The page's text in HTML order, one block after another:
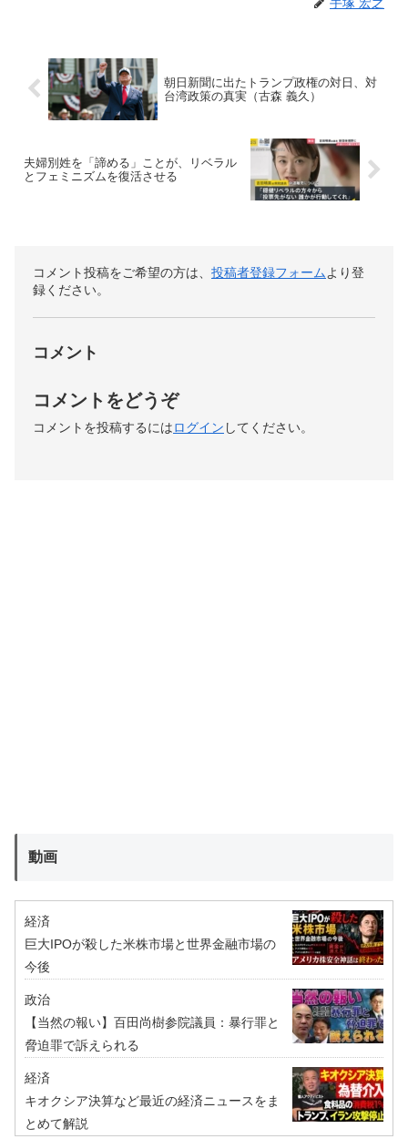
朝日新聞に出たトランプ政権の対日、対
台湾政策の真実（古森 義久）
夫婦別姓を「諦める」ことが、リベラル
とフェミニズムを復活させる
コメント投稿をご希望の方は、 投稿者登録フォーム より登
録ください。
コメント
コメントをどうぞ
コメントを投稿するにはログイン してください。
動画
経済
巨大IPOが殺した米株市場と世界金融市場の
今後
政治
【当然の報い】百田尚樹参院議員：暴行罪と
脅迫罪で訴えられる
経済
キオクシア決算など最近の経済ニュースをま
とめて解説